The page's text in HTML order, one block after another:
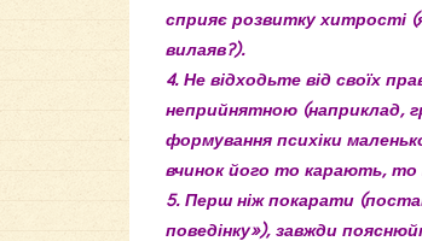
сприяє розвитку хитрості
вилаяв?).
4. Не відходьте від своїх
неприйнятною (наприклад,
формування психіки
вчинок його то карають, то
5. Перш ніж покарати
поведінку»), завжди